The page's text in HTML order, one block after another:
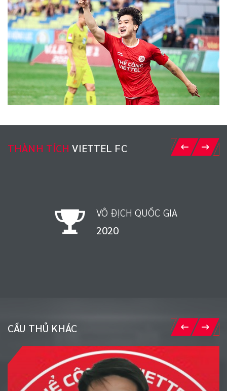
THÀNH TÍCHVIETTEL FC
VÔ ĐỊCH QUỐC GIA
1998
CẦU THỦ KHÁC